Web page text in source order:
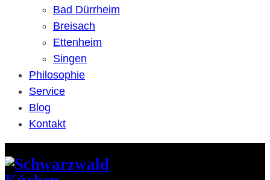
Bad Dürrheim
Breisach
Ettenheim
Singen
Philosophie
Service
Blog
Kontakt